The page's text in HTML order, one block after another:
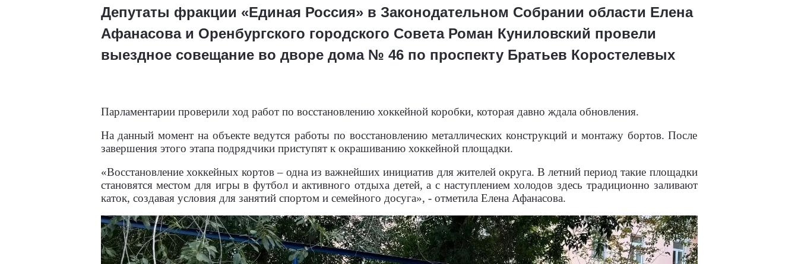
Депутаты фракции «Единая Россия» в Законодательном Собрании области Елена
Афанасова и Оренбургского городского Совета Роман Куниловский провели
выездное совещание во дворе дома № 46 по проспекту Братьев Коростелевых
Парламентарии проверили ход работ по восстановлению хоккейной коробки, которая давно ждала обновления.
На данный момент на объекте ведутся работы по восстановлению металлических конструкций и монтажу бортов. После
завершения этого этапа подрядчики приступят к окрашиванию хоккейной площадки.
«Восстановление хоккейных кортов – одна из важнейших инициатив для жителей округа. В летний период такие площадки
становятся местом для игры в футбол и активного отдыха детей, а с наступлением холодов здесь традиционно заливают
каток, создавая условия для занятий спортом и семейного досуга», - отметила Елена Афанасова.